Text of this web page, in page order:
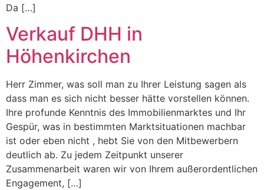
Da […]
Verkauf DHH in
Höhenkirchen
Herr Zimmer, was soll man zu Ihrer Leistung sagen als
dass man es sich nicht besser hätte vorstellen können.
Ihre profunde Kenntnis des Immobilienmarktes und Ihr
Gespür, was in bestimmten Marktsituationen machbar
ist oder eben nicht , hebt Sie von den Mitbewerbern
deutlich ab. Zu jedem Zeitpunkt unserer
Zusammenarbeit waren wir von Ihrem außerordentlichen
Engagement, […]